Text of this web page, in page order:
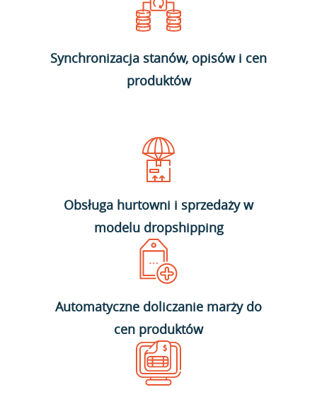
Synchronizacja stanów, opisów i cen
produktów
Obsługa hurtowni i sprzedaży w
modelu dropshipping
Automatyczne doliczanie marży do
cen produktów